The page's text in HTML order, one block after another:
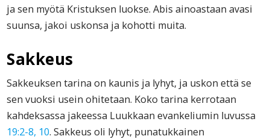
ja sen myötä Kristuksen luokse. Abis ainoastaan avasi
suunsa, jakoi uskonsa ja kohotti muita.
Sakkeus
Sakkeuksen tarina on kaunis ja lyhyt, ja uskon että se
sen vuoksi usein ohitetaan. Koko tarina kerrotaan
kahdeksassa jakeessa Luukkaan evankeliumin luvussa
19:2-8, 10. Sakkeus oli lyhyt, punatukkainen